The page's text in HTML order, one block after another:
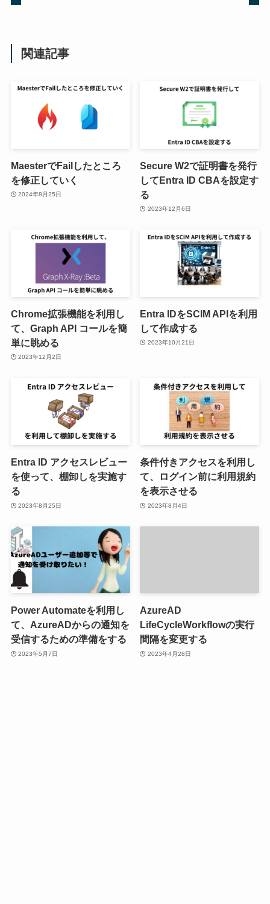
関連記事
MaesterでFailしたところ
を修正していく
2024年8月25日
Secure W2で証明書を発行
してEntra ID CBAを設定す
る
2023年12月6日
Chrome拡張機能を利用し
て、Graph API コールを簡
単に眺める
2023年12月2日
Entra IDをSCIM APIを利用
して作成する
2023年10月21日
Entra ID アクセスレビュー
を使って、棚卸しを実施す
る
2023年8月25日
条件付きアクセスを利用し
て、ログイン前に利用規約
を表示させる
2023年8月4日
Power Automateを利用し
て、AzureADからの通知を
受信するための準備をする
2023年5月7日
AzureAD
LifeCycleWorkflowの実行
間隔を変更する
2023年4月28日